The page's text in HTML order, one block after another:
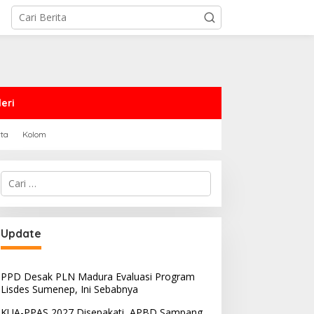
Kolom
Sampang Dukung
Kaum LGBT
Cari
untuk:
Update
PPD Desak PLN Madura Evaluasi Program
Lisdes Sumenep, Ini Sebabnya